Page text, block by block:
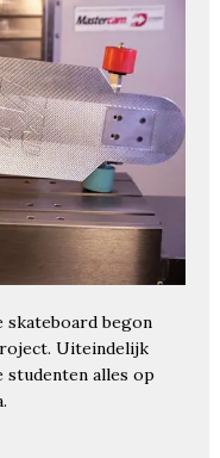
begon
Uiteindelijk
studenten alles op